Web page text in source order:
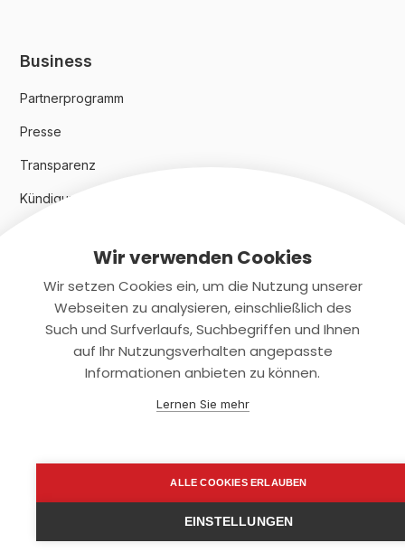
Business
Partnerprogramm
Presse
Transparenz
Kündigungsindex 2024
Rechtliches
Datenschutz
support@smartkuendigen.de
Wir verwenden Cookies
Wir setzen Cookies ein, um die Nutzung unserer
Webseiten zu analysieren, einschließlich des
Such und Surfverlaufs, Suchbegriffen und Ihnen
auf Ihr Nutzungsverhalten angepasste
Informationen anbieten zu können.
Lernen Sie mehr
ALLE COOKIES ERLAUBEN
EINSTELLUNGEN